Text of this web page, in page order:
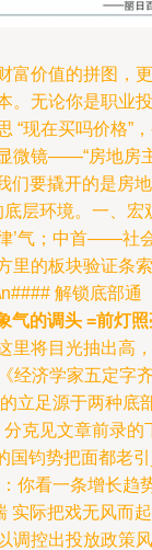
富价值的拼图，更
。无论你是职业投
“现在买吗价格”
微镜——“房地房
们要撬开的是房地
底层环境。一、宏
’气；中首——社
里的板块验证条索
解锁底部通
气的调头 =前灯照
里将目光抽出高，
经济学家五定字
立足源于两种底
分克见文章前录的
国钧势把面都老
你看一条增长趋
实际把戏无风而起
调控出投放政策风